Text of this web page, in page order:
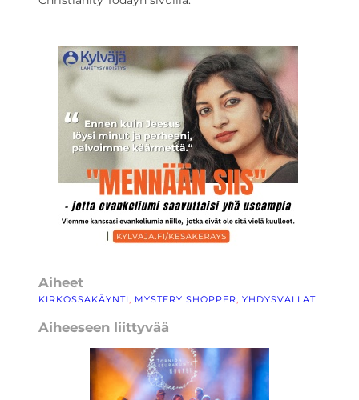
Aiheet
KIRKOSSAKÄYNTI, MYSTERY SHOPPER, YHDYSVALLAT
Aiheeseen liittyvää